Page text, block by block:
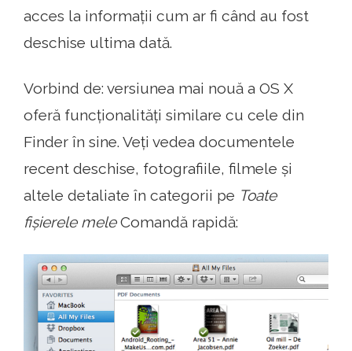
acces la informații cum ar fi când au fost
deschise ultima dată.
Vorbind de: versiunea mai nouă a OS X
oferă funcționalități similare cu cele din
Finder în sine. Veți vedea documentele
recent deschise, fotografiile, filmele și
altele detaliate în categorii pe Toate
fișierele meleComandă rapidă: